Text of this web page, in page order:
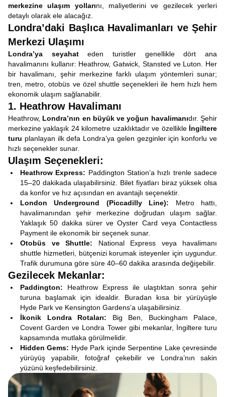
merkezine ulaşım yollarını, maliyetlerini ve gezilecek yerleri
detaylı olarak ele alacağız.
Londra’daki Başlıca Havalimanları ve Şehir
Merkezi Ulaşımı
Londra’ya seyahateden turistler genellikle dört ana
havalimanını kullanır: Heathrow, Gatwick, Stansted ve Luton. Her
bir havalimanı, şehir merkezine farklı ulaşım yöntemleri sunar;
tren, metro, otobüs ve özel shuttle seçenekleri ile hem hızlı hem
ekonomik ulaşım sağlanabilir.
1. Heathrow Havalimanı
Heathrow, Londra’nın en büyük ve yoğun havalimanıdır. Şehir
merkezine yaklaşık 24 kilometre uzaklıktadır ve özellikle İngiltere
turu planlayan ilk defa Londra’ya gelen gezginler için konforlu ve
hızlı seçenekler sunar.
Ulaşım Seçenekleri:
Heathrow Express: Paddington Station’a hızlı trenle sadece
15–20 dakikada ulaşabilirsiniz. Bilet fiyatları biraz yüksek olsa
da konfor ve hız açısından en avantajlı seçenektir.
London Underground (Piccadilly Line): Metro hattı,
havalimanından şehir merkezine doğrudan ulaşım sağlar.
Yaklaşık 50 dakika sürer ve Oyster Card veya Contactless
Payment ile ekonomik bir seçenek sunar.
Otobüs ve Shuttle: National Express veya havalimanı
shuttle hizmetleri, bütçenizi korumak isteyenler için uygundur.
Trafik durumuna göre süre 40–60 dakika arasında değişebilir.
Gezilecek Mekanlar:
Paddington: Heathrow Express ile ulaştıktan sonra şehir
turuna başlamak için idealdir. Buradan kısa bir yürüyüşle
Hyde Park ve Kensington Gardens’a ulaşabilirsiniz.
İkonik Londra Rotaları: Big Ben, Buckingham Palace,
Covent Garden ve Londra Tower gibi mekanlar, İngiltere turu
kapsamında mutlaka görülmelidir.
Hidden Gems: Hyde Park içinde Serpentine Lake çevresinde
yürüyüş yapabilir, fotoğraf çekebilir ve Londra’nın sakin
yüzünü keşfedebilirsiniz.